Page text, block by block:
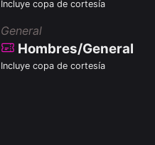
Incluye copa de cortesía
General
Hombres/General
Incluye copa de cortesía